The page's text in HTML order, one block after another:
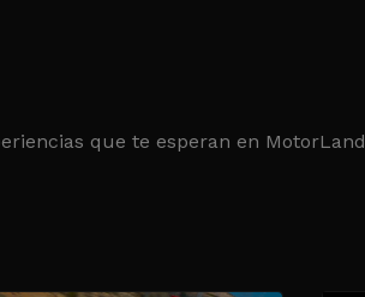
que te esperan en MotorLand